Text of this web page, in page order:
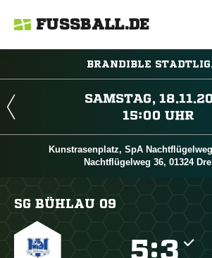
FUSSBALL.DE
BRANDIBLE

 
Kunstrasenplatz, SpA
Nachtflügelweg 36, 01324
SG BÜHLAU 09
: